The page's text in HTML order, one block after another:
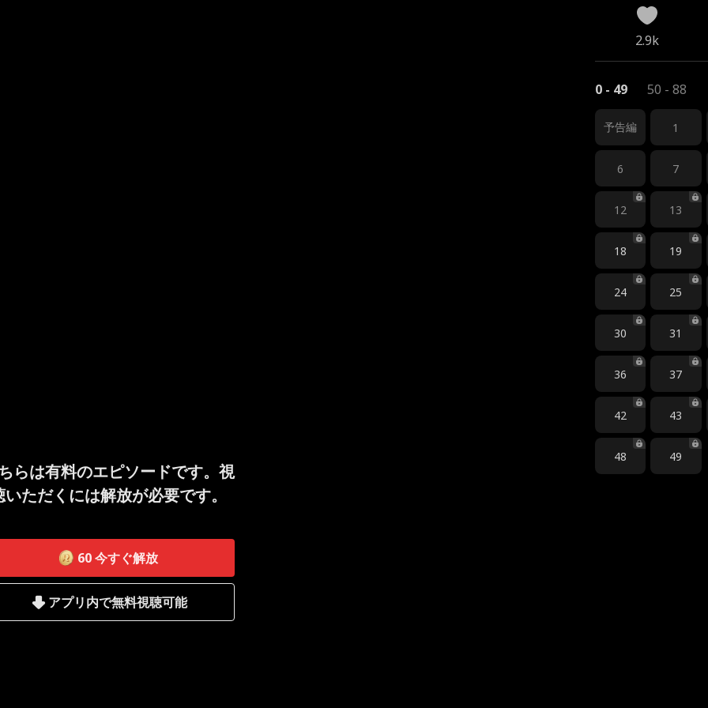
らは有料のエピソードです。視
いただくには解放が必要です。
60 今すぐ解放
アプリ内で無料視聴可能
2.9k
0 - 49 50 - 88
予告編 1
6 7
12 13
18 19
24 25
30 31
36 37
42 43
48 49